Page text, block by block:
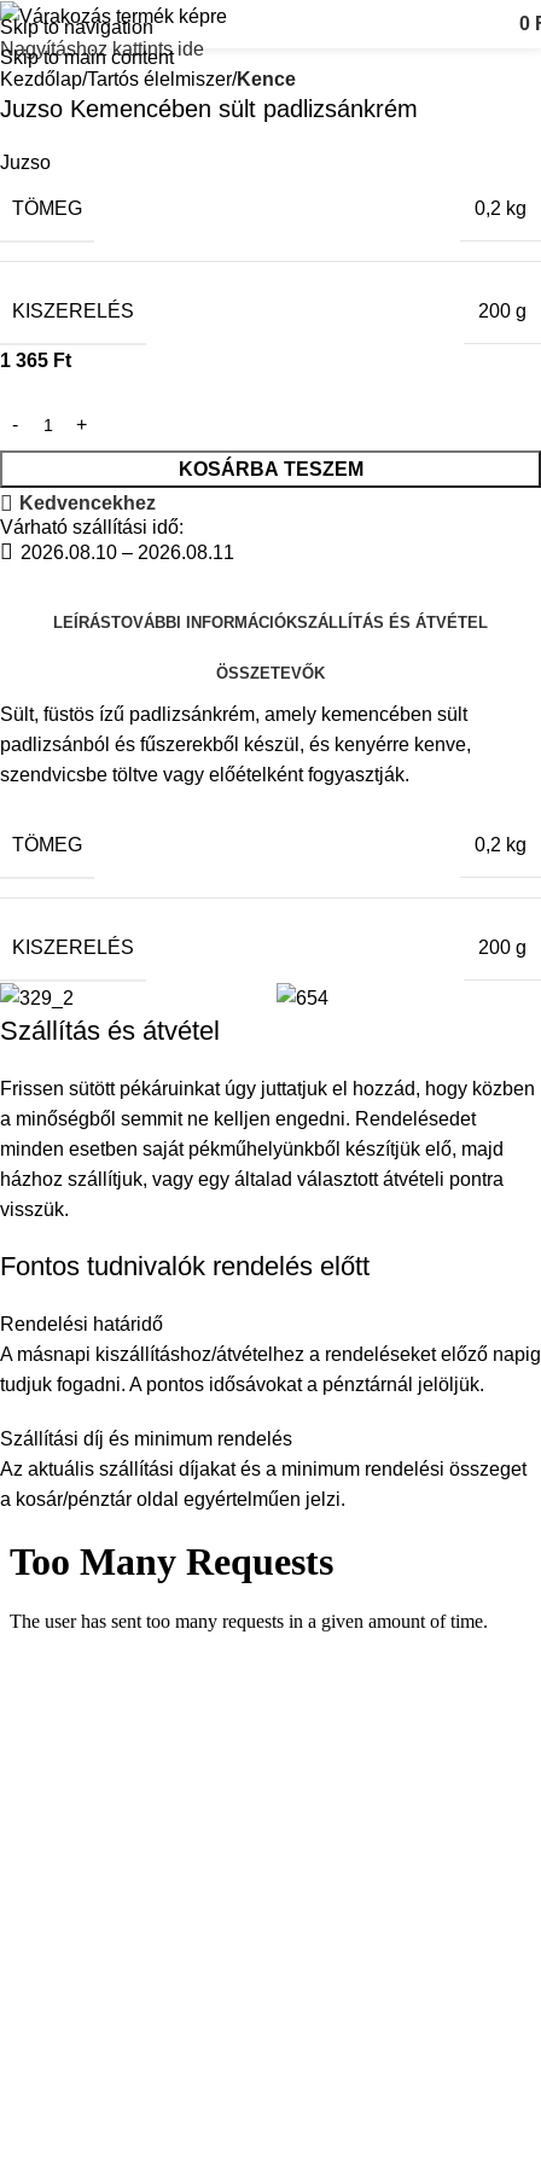
Skip to navigation
Skip to main content
0
Nagyításhoz kattints ide
Kezdőlap Tartós élelmiszer Kence
Juzso Kemencében sült padlizsánkrém
Juzso
TÖMEG 0,2 kg
KISZERELÉS 200 g
1 365 Ft
KOSÁRBA TESZEM
Kedvencekhez
Várható szállítási idő:
2026.08.10 – 2026.08.11
LEÍRÁSTOVÁBBI INFORMÁCIÓKSZÁLLÍTÁS ÉS ÁTVÉTEL
ÖSSZETEVŐK
Sült, füstös ízű padlizsánkrém, amely kemencében sült
padlizsánból és fűszerekből készül, és kenyérre kenve,
szendvicsbe töltve vagy előételként fogyasztják.
TÖMEG 0,2 kg
KISZERELÉS 200 g
Szállítás és átvétel
Frissen sütött pékáruinkat úgy juttatjuk el hozzád, hogy közben
a minőségből semmit ne kelljen engedni. Rendelésedet
minden esetben saját pékműhelyünkből készítjük elő, majd
házhoz szállítjuk, vagy egy általad választott átvételi pontra
visszük.
Fontos tudnivalók rendelés előtt
Rendelési határidő
A másnapi kiszállításhoz/átvételhez a rendeléseket előző napig
tudjuk fogadni. A pontos idősávokat a pénztárnál jelöljük.
Szállítási díj és minimum rendelés
Az aktuális szállítási díjakat és a minimum rendelési összeget
a kosár/pénztár oldal egyértelműen jelzi.